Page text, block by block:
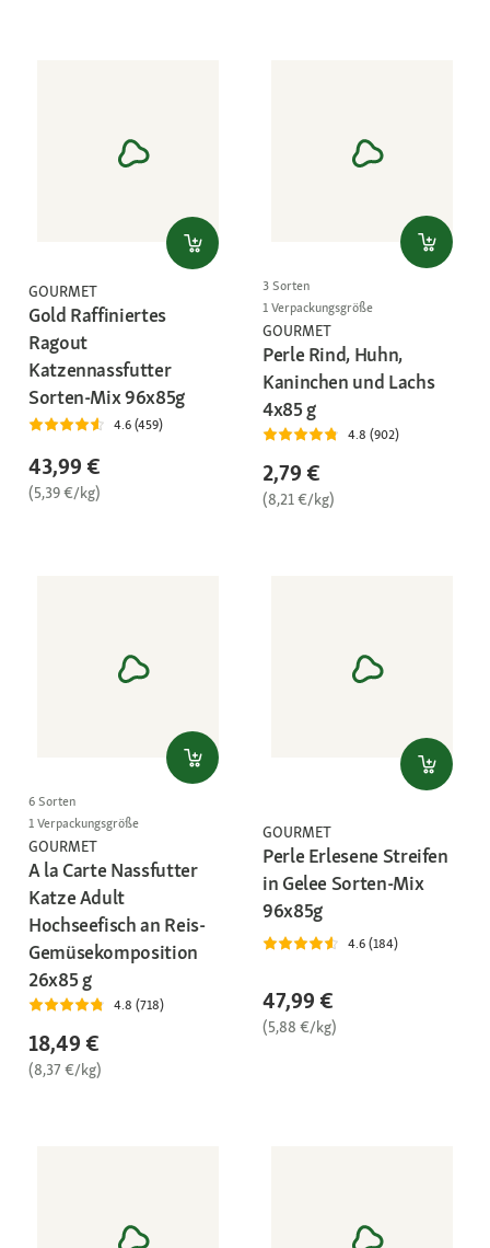
GOURMET
Gold Raffiniertes
Ragout
Katzennassfutter
Sorten-Mix 96x85g
4.6 (459)
43,99 €
(5,39 €/kg)
3 Sorten
1 Verpackungsgröße
GOURMET
Perle Rind, Huhn,
Kaninchen und Lachs
4x85 g
4.8 (902)
2,79 €
(8,21 €/kg)
6 Sorten
1 Verpackungsgröße
GOURMET
A la Carte Nassfutter
Katze Adult
Hochseefisch an Reis-
Gemüsekomposition
26x85 g
4.8 (718)
18,49 €
(8,37 €/kg)
GOURMET
Perle Erlesene Streifen
in Gelee Sorten-Mix
96x85g
4.6 (184)
47,99 €
(5,88 €/kg)